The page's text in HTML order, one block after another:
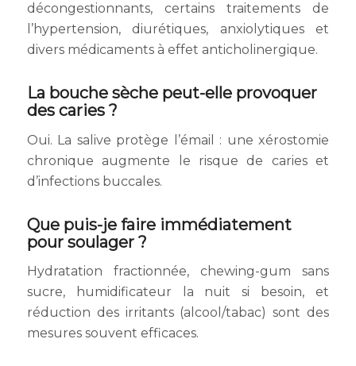
décongestionnants, certains traitements de
l’hypertension, diurétiques, anxiolytiques et
divers médicaments à effet anticholinergique.
La bouche sèche peut-elle provoquer
des caries ?
Oui. La salive protège l’émail : une xérostomie
chronique augmente le risque de caries et
d’infections buccales.
Que puis-je faire immédiatement
pour soulager ?
Hydratation fractionnée, chewing-gum sans
sucre, humidificateur la nuit si besoin, et
réduction des irritants (alcool/tabac) sont des
mesures souvent efficaces.